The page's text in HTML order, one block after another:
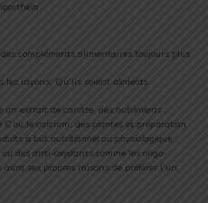
compléments alimentaires toujours plus
les rayons. Qu’ils soient aliments
un extrait de carotte, des nutriments :
ou le calcium, des plantes et préparation
à but nutritionnel ou physiologique :
des anti-oxydants comme les oligo-
ses propres raisons de préférer l’un